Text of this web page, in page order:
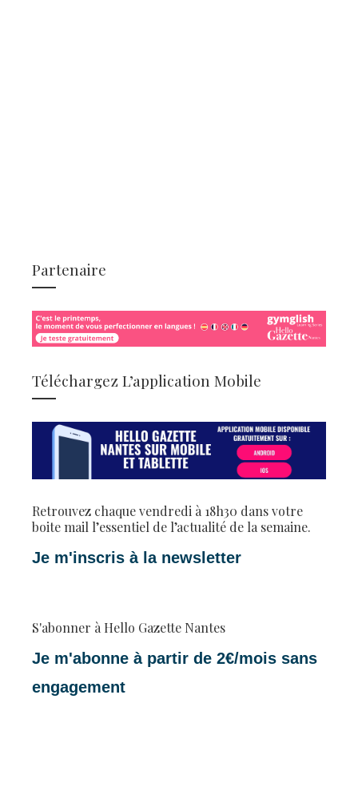
Partenaire
Téléchargez L’application Mobile
Retrouvez chaque vendredi à 18h30 dans votre
boite mail l’essentiel de l’actualité de la semaine.
Je m'inscris à la newsletter
S'abonner à Hello Gazette Nantes
Je m'abonne à partir de 2€/mois sans
engagement